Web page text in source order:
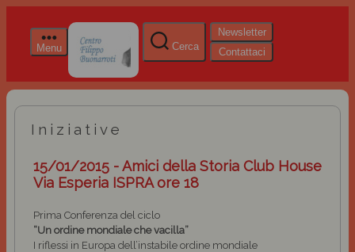
Menu Cerca
Newsletter
Contattaci
Iniziative
15/01/2015 - Amici della Storia Club House
Via Esperia ISPRA ore 18
Prima Conferenza del ciclo
“Un ordine mondiale che vacilla”
I riflessi in Europa dell’instabile ordine mondiale